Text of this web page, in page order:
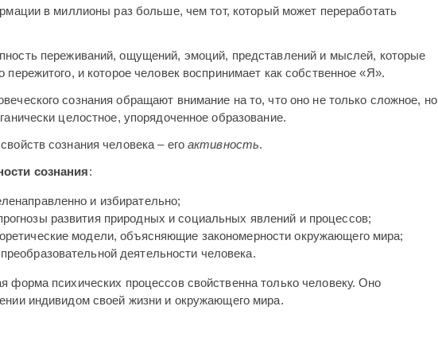
в миллионы раз больше, чем тот, который может переработать
переживаний, ощущений, эмоций, представлений и мыслей, которые
пережитого, и которое человек воспринимает как собственное «Я».
сознания обращают внимание на то, что оно не только сложное, но
целостное, упорядоченное образование.
сознания человека – его активность.
сознания:
и избирательно;
развития природных и социальных явлений и процессов;
модели, объясняющие закономерности окружающего мира;
деятельности человека.
форма психических процессов свойственна только человеку. Оно
индивидом своей жизни и окружающего мира.